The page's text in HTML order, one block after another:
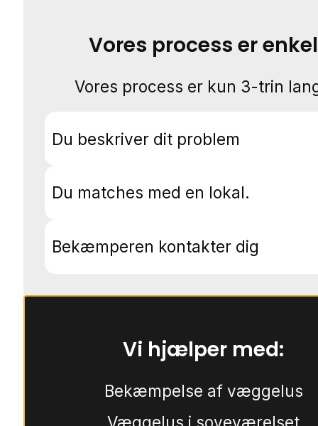
Vores process er enkel
Vores process er kun 3-trin
Du beskriver dit problem
Du matches med en lokal.
Bekæmperen kontakter dig
Vi hjælper med:
Bekæmpelse af væggelus
Væggelus i soveværelset